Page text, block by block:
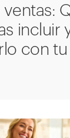
incluir
con tu